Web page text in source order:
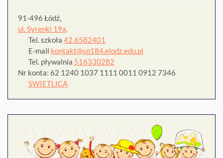
91-496 Łódź,
ul. Syrenki 19a,
Tel. szkoła 42 6582401
E-mail kontakt@sp184.elodz.edu.pl
Tel. pływalnia 516330282
Nr konta: 62 1240 1037 1111 0011 0912 7346
SWIETLICA